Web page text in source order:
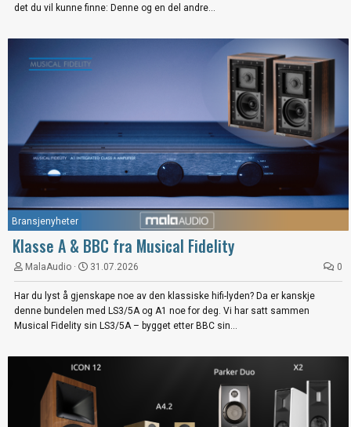
det du vil kunne finne: Denne og en del andre...
Bransjenyheter
Klasse A & BBC fra Musical Fidelity
MalaAudio 31.07.2026 0
Har du lyst å gjenskape noe av den klassiske hifi-lyden? Da er kanskje
denne bundelen med LS3/5A og A1 noe for deg. Vi har satt sammen
Musical Fidelity sin LS3/5A – bygget etter BBC sin...